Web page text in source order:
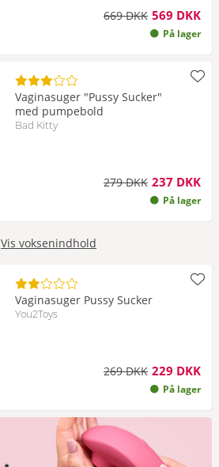
669 DKK 569 DKK
På lager
Vaginasuger "Pussy Sucker"
med pumpebold
Bad Kitty
279 DKK 237 DKK
På lager
Vis voksenindhold
Vaginasuger Pussy Sucker
You2Toys
269 DKK 229 DKK
På lager